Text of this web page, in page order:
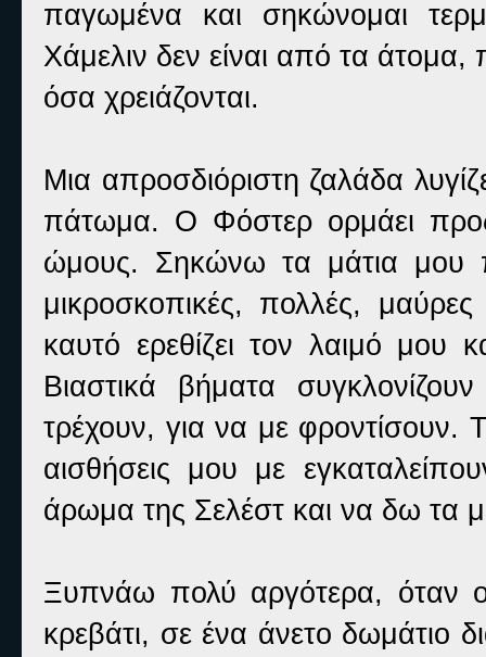
παγωμένα και σηκώνομαι
Χάμελιν δεν είναι από τα
όσα χρειάζονται.
Μια απροσδιόριστη ζαλάδα
πάτωμα. Ο Φόστερ ορμάει
ώμους. Σηκώνω τα μάτια μου
μικροσκοπικές, πολλές,
καυτό ερεθίζει τον λαιμό
Βιαστικά βήματα
τρέχουν, για να με φροντίσουν.
αισθήσεις μου με
άρωμα της Σελέστ και να δω τα
Ξυπνάω πολύ αργότερα, όταν ο
κρεβάτι, σε ένα άνετο δωμάτιο